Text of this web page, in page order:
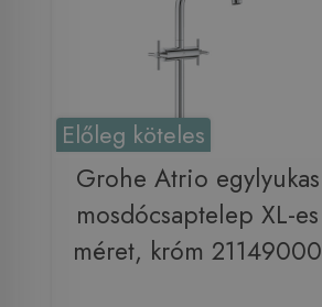
Előleg köteles
Grohe Atrio egylyukas
mosdócsaptelep XL-es
méret, króm 21149000